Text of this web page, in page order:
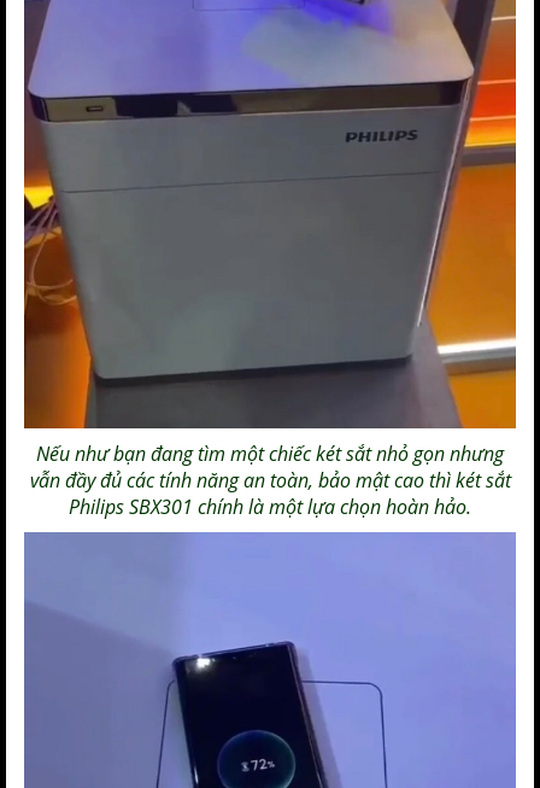
Nếu như bạn đang tìm một chiếc két sắt nhỏ gọn nhưng
vẫn đầy đủ các tính năng an toàn, bảo mật cao thì két sắt
PhilipsSBX301 chính là một lựa chọn hoàn hảo.